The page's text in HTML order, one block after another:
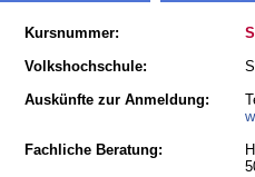
Kursnummer:
Volkshochschule:
Auskünfte zur Anmeldung:
Fachliche Beratung: